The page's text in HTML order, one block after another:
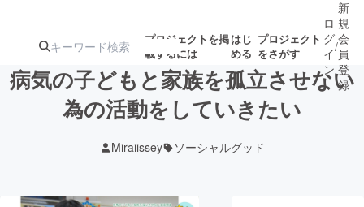
プロジェクトを掲
載するには
はじ
める
プロジェクト
をさがす
ジェクト
ロジェクト
ロ
グ
イ
ン
/
新
規
会
員
登
録
病気の子どもと家族を孤立させない
為の活動をしていきたい
Miraiissey ソーシャルグッド